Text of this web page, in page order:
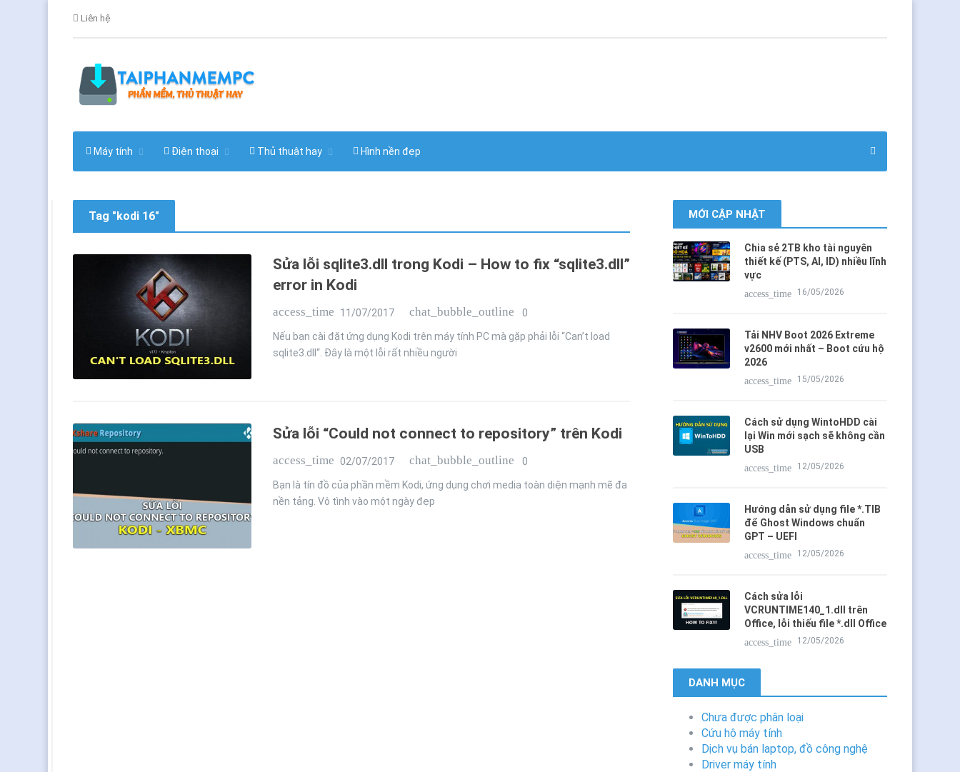
Liên hệ
Máy tính Điện thoại Thủ thuật hay Hình nền đẹp
Tag "kodi 16"
Sửa lỗi sqlite3.dll trong Kodi – How to fix “sqlite3.dll”
error in Kodi
access_time 11/07/2017 chat_bubble_outline 0
Nếu bạn cài đặt ứng dụng Kodi trên máy tính PC mà gặp phải lỗi “Can’t load
sqlite3.dll“. Đây là một lỗi rất nhiều người
Sửa lỗi “Could not connect to repository” trên Kodi
access_time 02/07/2017 chat_bubble_outline 0
Bạn là tín đồ của phần mềm Kodi, ứng dụng chơi media toàn diện mạnh mẽ đa
nền tảng. Vô tình vào một ngày đẹp
MỚI CẬP NHẬT
Chia sẻ 2TB kho tài nguyên
thiết kế (PTS, AI, ID) nhiều lĩnh
vực
access_time
16/05/2026
Tải NHV Boot 2026 Extreme
v2600 mới nhất – Boot cứu hộ
2026
access_time
15/05/2026
Cách sử dụng WintoHDD cài
lại Win mới sạch sẽ không cần
USB
access_time
12/05/2026
Hướng dẫn sử dụng file *.TIB
để Ghost Windows chuẩn
GPT – UEFI
access_time
12/05/2026
Cách sửa lỗi
VCRUNTIME140_1.dll trên
Office, lỗi thiếu file *.dll Office
access_time
12/05/2026
DANH MỤC
Chưa được phân loại
Cứu hộ máy tính
Dịch vụ bán laptop, đồ công nghệ
Driver máy tính